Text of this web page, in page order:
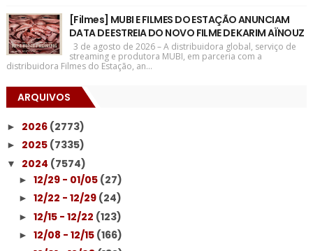
[Filmes] MUBI E FILMES DO ESTAÇÃO ANUNCIAM
DATA DE ESTREIA DO NOVO FILME DE KARIM AÏNOUZ
3 de agosto de 2026 – A distribuidora global, serviço de
streaming e produtora MUBI, em parceria com a
distribuidora Filmes do Estação, an...
ARQUIVOS
► 2026 (2773)
► 2025 (7335)
▼ 2024 (7574)
► 12/29 - 01/05 (27)
► 12/22 - 12/29 (24)
► 12/15 - 12/22 (123)
► 12/08 - 12/15 (166)